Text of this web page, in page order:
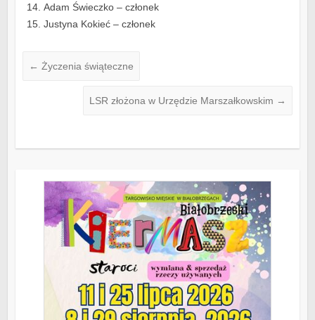
Adam Świeczko – członek
Justyna Kokieć – członek
← Życzenia świąteczne
LSR złożona w Urzędzie Marszałkowskim →